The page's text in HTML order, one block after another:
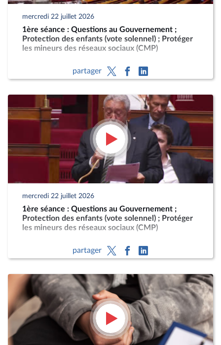
mercredi 22 juillet 2026
1ère séance : Questions au Gouvernement ;
Protection des enfants (vote solennel) ; Protéger
les mineurs des réseaux sociaux (CMP)
partager
mercredi 22 juillet 2026
1ère séance : Questions au Gouvernement ;
Protection des enfants (vote solennel) ; Protéger
les mineurs des réseaux sociaux (CMP)
partager